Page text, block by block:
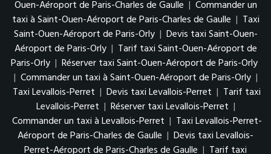
Ouen-Aéroport de Paris-Charles de Gaulle | Commander un
taxi à Saint-Ouen-Aéroport de Paris-Charles de Gaulle | Taxi
Saint-Ouen-Aéroport de Paris-Orly | Devis taxi Saint-Ouen-
Aéroport de Paris-Orly | Tarif taxi Saint-Ouen-Aéroport de
Paris-Orly | Réserver taxi Saint-Ouen-Aéroport de Paris-Orly
| Commander un taxi à Saint-Ouen-Aéroport de Paris-Orly |
Taxi Levallois-Perret | Devis taxi Levallois-Perret | Tarif taxi
Levallois-Perret | Réserver taxi Levallois-Perret |
Commander un taxi à Levallois-Perret | Taxi Levallois-Perret-
Aéroport de Paris-Charles de Gaulle | Devis taxi Levallois-
Perret-Aéroport de Paris-Charles de Gaulle | Tarif taxi